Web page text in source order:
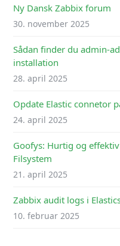
Ny Dansk Zabbix forum
30. november 2025
Sådan finder du admin-
installation
28. april 2025
Opdate Elastic connetor
24. april 2025
Goofys: Hurtig og
Filsystem
21. april 2025
Zabbix audit logs i
10. februar 2025